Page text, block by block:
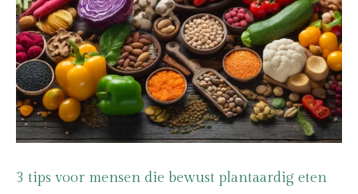
3 tips voor mensen die bewust plantaardig eten